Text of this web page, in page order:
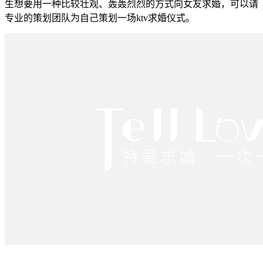
生想要用一种比较壮观、轰轰烈烈的方式向女友求婚，可以请
专业的策划团队为自己策划一场ktv求婚仪式。